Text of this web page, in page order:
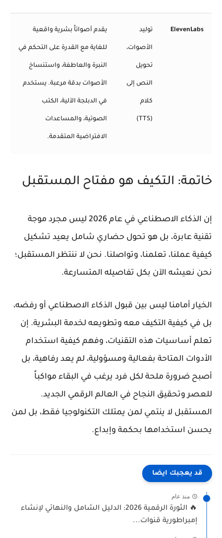
ElevenLabs توليد
الأصوات،
تحويل
النص إلى
كلام
(TTS)
يقدم أصواتاً بشرية واقعية
للغاية مع القدرة على التحكم في
النبرة والعاطفة، واستنساخ
الأصوات بدقة مرعبة. يستخدم
في الدبلجة الآلية، الكتب
الصوتية، والمساعدات
الافتراضية المتقدمة.
خاتمة: التكيف هو مفتاح المستقبل
إن الذكاء الاصطناعي في عام 2026 ليس مجرد موجة
تقنية عابرة، بل هو تحول حضاري شامل يعيد تشكيل
كيفية عملنا، تعلمنا، وتواصلنا. نحن لا ننتظر المستقبل؛
نحن نعيشه الآن بكل تفاصيله المتسارعة.
الخيار أمامنا ليس بين قبول الذكاء الاصطناعي أو رفضه،
بل في كيفية التكيف معه وتطويعه لخدمة البشرية. إن
تعلم أساسيات هذه التقنيات، وفهم كيفية استخدام
الأدوات المتاحة بفعالية ومسؤولية، لم يعد رفاهية، بل
أصبح ضرورة ملحة لكل فرد يرغب في البقاء مواكباً
للعصر وتحقيق النجاح في العالم الرقمي الجديد.
المستقبل لا ينتمي لمن يمتلك التكنولوجيا فقط، بل لمن
يحسن استخدامها بحكمة وإبداع.
قد يعجبك ايضا
منذ عام
🔥 الثورة الرقمية 2026: الدليل الشامل والنهائي لإنشاء
إمبراطورية قنوات...